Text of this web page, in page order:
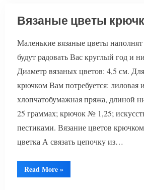
Вязаные цветы
Маленькие вязаные цветы
будут радовать Вас круглый год и
Диаметр вязаных цветов: 4,5 см.
крючком Вам потребуется: лиловая
хлопчатобумажная пряжа, длиной
25 граммах; крючок № 1,25;
пестиками. Вязание цветов
цветка А связать цепочку из…
Read More“Вязаные
цветы
»